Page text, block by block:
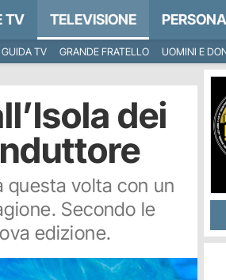
TV TELEVISIONE
GUIDA TV GRANDE FRATELLO UOMINI E
dei
questa volta con un
Secondo le
edizione.